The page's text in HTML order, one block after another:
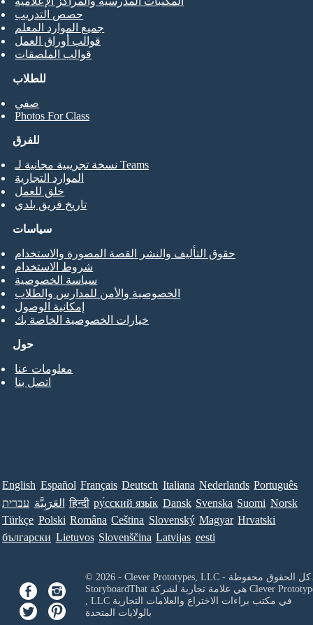
للطلاب
صفي
Photos For Class
حصص التدريب
جميع الموارد المعلم
قوالب أوراق العمل
قوالب الملصقات
للفرق
نسخة تجريبية مجانية لـ Teams
الموارد التجارية
خلق للعمل
تاريخ فريق بلدي
حول
معلومات عنا
اتصل بنا
سياسات
حقوق التأليف والنشر القصة المصورة والاستخدام
شروط الاستخدام
سياسة الخصوصية
الخصوصية والأمن للمدارس والطلاب
إمكانية الوصول
خيارات الخصوصية الخاصة بك
English Español Français Deutsch Italiana Nederlands Português
עברית العَرَبِيَّة हिन्दी ру́сский язы́к Dansk Svenska Suomi Norsk
Türkçe Polski Româna Ceština Slovenský Magyar Hrvatski
български Lietuvos Slovenščina Latvijas eesti
© 2026 - Clever Prototypes, LLC - كل الحقوق محفوظة.
StoryboardThat هي علامة تجارية لشركة Clever
, LLCفي مكتب براءات الاختراع والعلامات التجارية
بالولايات المتحدة